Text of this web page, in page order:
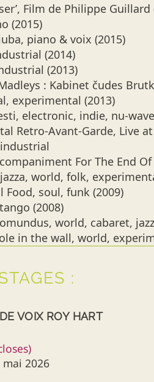
Film de Philippe
(2015)
piano & voix (2015)
(2014)
(2013)
: Kabinet čudes
experimental (2013)
electronic, indie, nu-
Retro-Avant-Garde, Live
For The End
world, folk,
Food, soul, funk (2009)
(2008)
world, cabaret,
in the wall, world,
:
VOIX ROY HART
mai 2026